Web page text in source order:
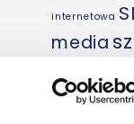
internetowa
media
wideo